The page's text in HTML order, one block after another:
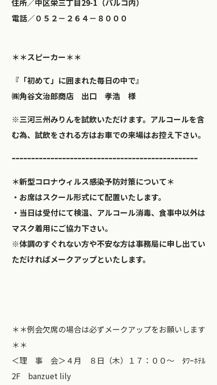
住所／中区栄三丁目29-1（パルコ内）
電話／０５２－２６４－８０００
＊＊スピーカー＊＊
『「初めて」に囲まれた毎日の中で』
㈱角谷文治郎商店 出口 孝浩 様
※三河三州みりんを試飲いただけます。アルコールを含
む為、試飲をされる方はお車での来場はお控え下さい。
ｰｰｰｰｰｰｰｰｰｰｰｰｰｰｰｰｰｰｰｰｰｰｰｰｰｰｰｰｰｰｰｰｰｰｰｰｰｰｰｰｰｰｰｰｰｰｰｰ
＊新型コロナウィルス感染予防対策について＊
・お席はスクール形式にて配置いたします。
・当日は受付にて検温、アルコール消毒、食事中以外は
マスク着用にご協力下さい。
※体調のすぐれない方や不安な方は事務局に申し出てい
ただければメークアップといたします。
＊＊例会欠席の場合は必ずメークアップをお願いします
＊＊
＜理 事 会＞４月 ８日（木）１７：００～ ﾀﾜｰﾎﾃﾙ
2F banzuet lily